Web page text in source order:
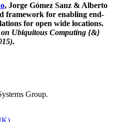
, Jorge Gómez Sanz & Alberto
framework for enabling end-
for open wide locations.
Ubiquitous Computing {&}
.
Group.